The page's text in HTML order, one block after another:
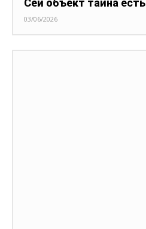
03/06/2026